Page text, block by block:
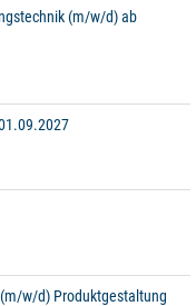
(m/w/d) ab
w/d) Produktgestaltung